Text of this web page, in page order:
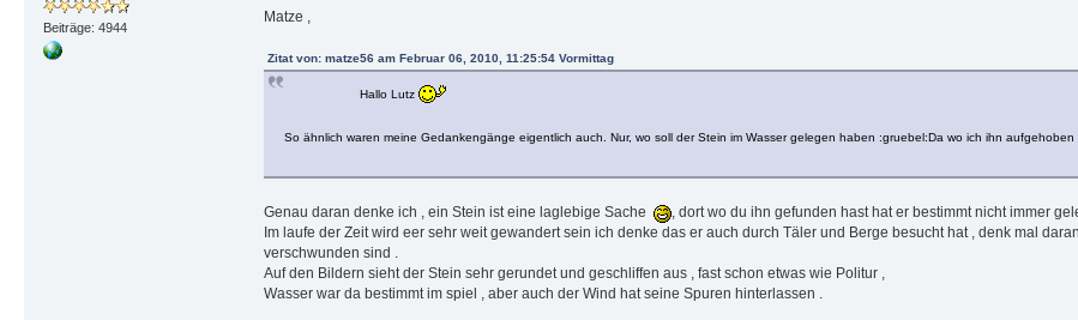
Beiträge: 4944
Matze ,
Zitat von: matze56 am Februar 06, 2010, 11:25:54 Vormittag
Hallo Lutz
So ähnlich waren meine Gedankengänge eigentlich auch. Nur, wo soll der Stein im Wasser gelegen haben :gruebel:Da wo ich ihn
Genau daran denke ich , ein Stein ist eine laglebige Sache
, dort wo du ihn gefunden hast hat er bestimmt nicht immer
Im laufe der Zeit wird eer sehr weit gewandert sein ich denke das er auch durch Täler und Berge besucht hat , denk mal
verschwunden sind .
Auf den Bildern sieht der Stein sehr gerundet und geschliffen aus , fast schon etwas wie Politur ,
Wasser war da bestimmt im spiel , aber auch der Wind hat seine Spuren hinterlassen .